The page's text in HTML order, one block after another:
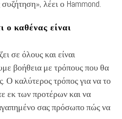
λέει ο Hammond.
ο καθένας είναι
σε όλους και είναι
βοήθεια με τρόπους που θα
Ο καλύτερος τρόπος για να το
εκ των προτέρων και να
σας πρόσωπο πώς να